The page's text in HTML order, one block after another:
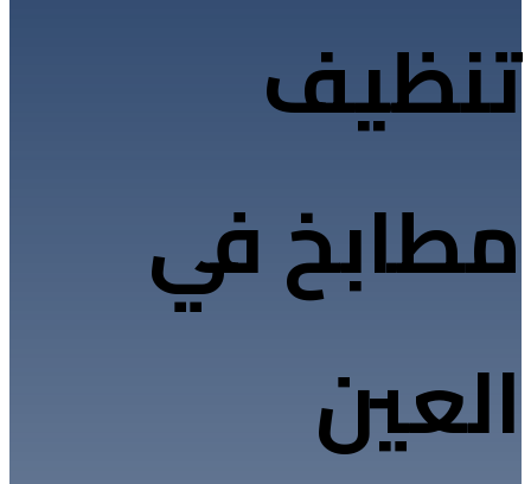
تنظيف
مطابخ في
العين